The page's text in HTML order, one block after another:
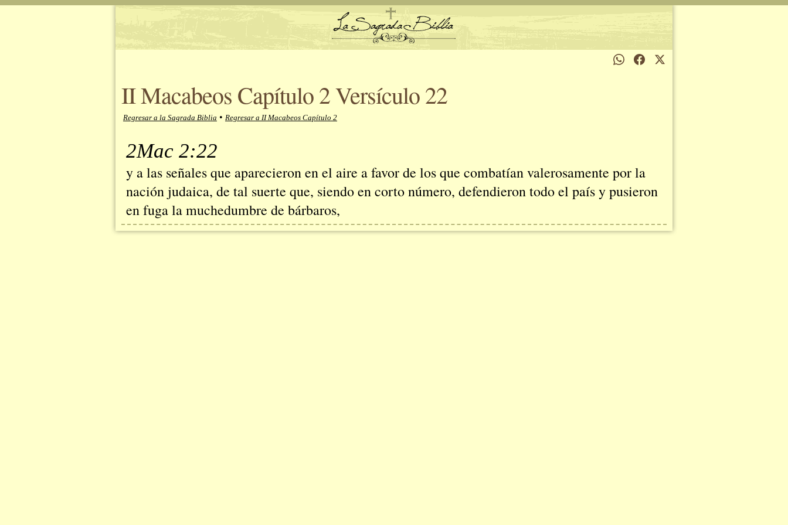
II Macabeos Capítulo 2 Versículo 22
Regresar a la Sagrada Biblia • Regresar a II Macabeos Capítulo 2
2Mac 2:22
y a las señales que aparecieron en el aire a favor de los que combatían valerosamente por la
nación judaica, de tal suerte que, siendo en corto número, defendieron todo el país y pusieron
en fuga la muchedumbre de bárbaros,